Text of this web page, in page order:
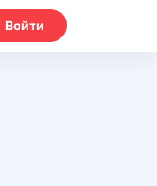
Войти